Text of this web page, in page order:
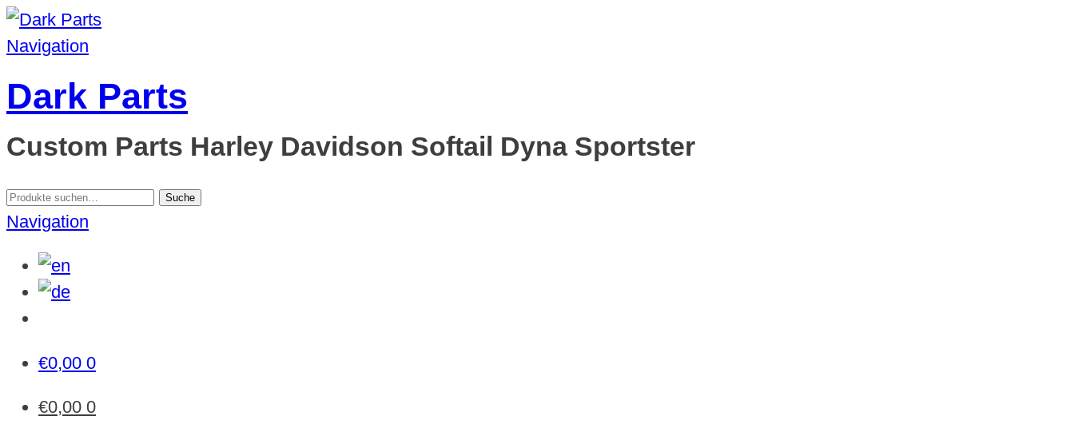
Navigation
Dark Parts
Custom Parts Harley Davidson Softail Dyna Sportster
Suche
nach:
Suche
Navigation
€0,00 0
€0,00 0